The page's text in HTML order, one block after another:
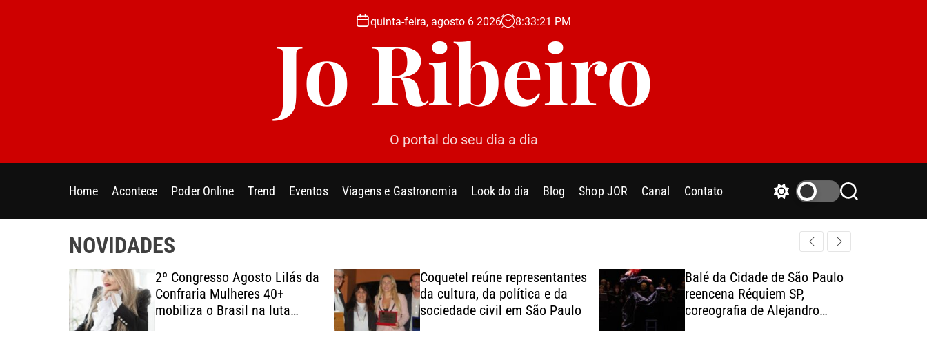
t
quinta-feira, agosto 6 2026 8:33:23 PM
Jo Ribeiro
O portal do seu dia a dia
Home Acontece Poder Online Trend Eventos Viagens e Gastronomia Look do dia Blog Shop JOR Canal Contato
c
o
l
m
S
r
c
NOVIDADES
2º Congresso Agosto Lilás da
Confraria Mulheres 40+
mobiliza o Brasil na luta
Coquetel reúne representantes
da cultura, da política e da
sociedade civil em São Paulo
Balé da Cidade de São Paulo
reencena Réquiem SP,
coreografia de Alejandro
Ahmed, sucesso em 2025